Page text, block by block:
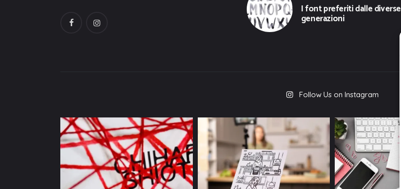
I font preferiti dalle diverse
generazioni
Follow Us on Instagram